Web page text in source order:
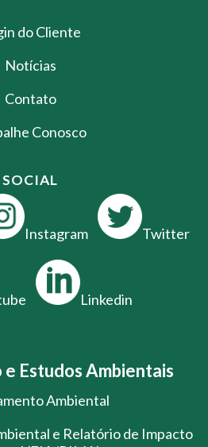
do Cliente
Notícias
Contato
Conosco
SOCIAL
Instagram Twitter
Linkedin
Estudos Ambientais
Ambiental
e Relatório de Impacto